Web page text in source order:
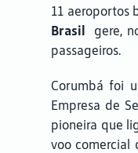
11 aeroportos
Brasil
gere,
passageiros.
Corumbá foi
Empresa de
pioneira que
voo comercial